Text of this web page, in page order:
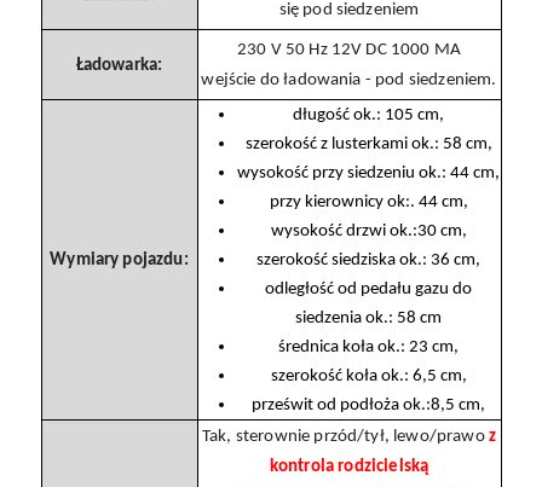
się pod siedzeniem
Ładowarka:
230 V 50 Hz 12V DC 1000 MA
wejście do ładowania - pod siedzeniem.
Wymiary pojazdu:
długość ok.: 105 cm,
szerokość z lusterkami ok.: 58 cm,
wysokość przy siedzeniu ok.: 44 cm,
przy kierownicy ok:. 44 cm,
wysokość drzwi ok.:30 cm,
szerokość siedziska ok.: 36 cm,
odległość od pedału gazu do
siedzenia ok.: 58 cm
średnica koła ok.: 23 cm,
szerokość koła ok.: 6,5 cm,
prześwit od podłoża ok.:8,5 cm,
Tak, sterownie przód/tył, lewo/prawo z
kontrola rodzicielską